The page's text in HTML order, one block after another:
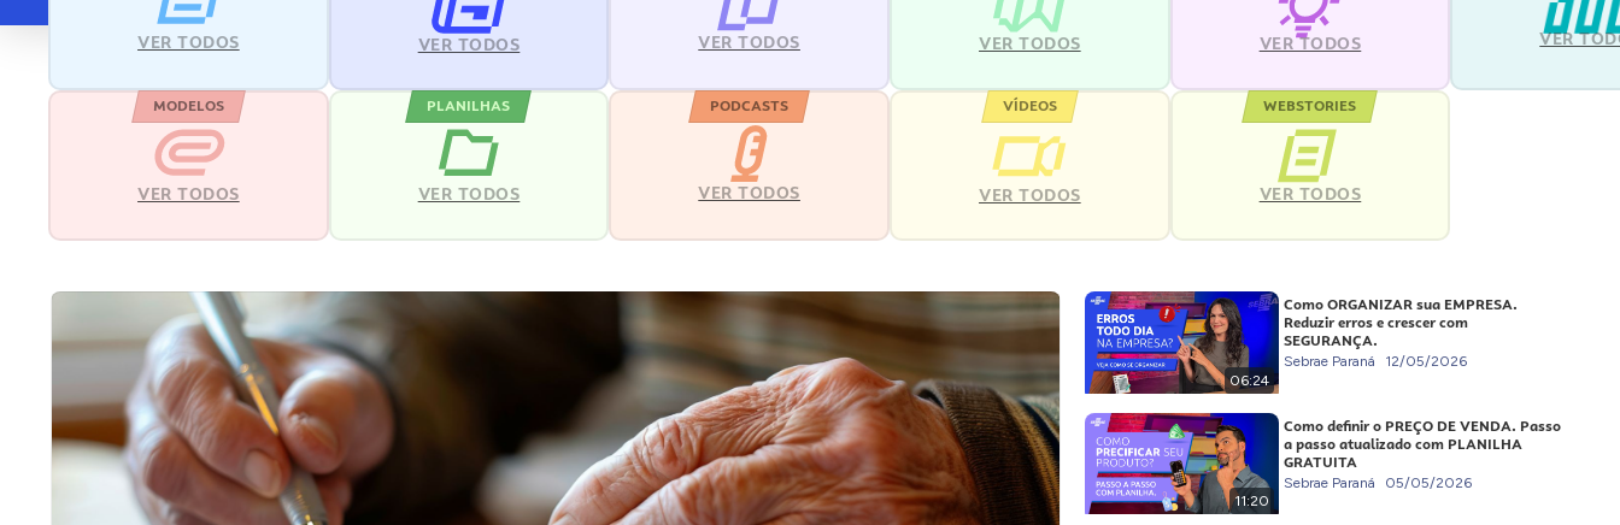
VER TODOS VER TODOS VER TODOS VER TODOS VER TODOS VER
MODELOS
VER TODOS
PLANILHAS
VER TODOS
PODCASTS
VER TODOS
VÍDEOS
VER TODOS
WEBSTORIES
VER TODOS
06:24
Como ORGANIZAR sua EMPRESA.
Reduzir erros e crescer com
SEGURANÇA.
Sebrae Paraná 12/05/2026
11:20
Como definir o PREÇO DE VENDA. Passo
a passo atualizado com PLANILHA
GRATUITA
Sebrae Paraná 05/05/2026